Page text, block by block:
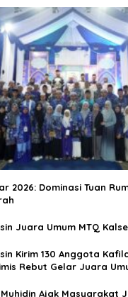
2026: Dominasi Tuan
Juara Umum MTQ
Kirim 130 Anggota
Rebut Gelar Juara
Ajak Masyarakat